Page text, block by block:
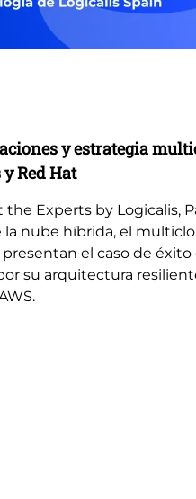
y estrategia
Red Hat
Experts by Logicalis,
la nube híbrida, el
el caso de
su arquitectura